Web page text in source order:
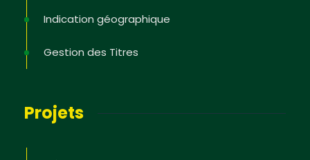
Indication géographique
Gestion des Titres
Projets